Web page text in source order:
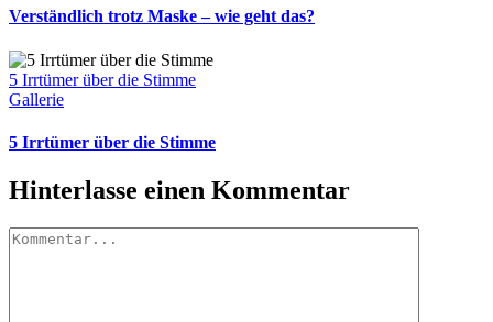
Verständlich trotz Maske – wie geht das?
5 Irrtümer über die Stimme
Gallerie
5 Irrtümer über die Stimme
Hinterlasse einen Kommentar
Kommentar